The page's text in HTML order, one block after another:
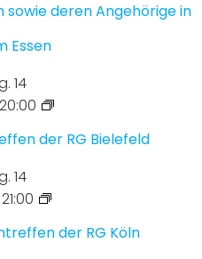
deren Angehörige in
Essen
14
20:00
der RG Bielefeld
14
21:00
der RG Köln